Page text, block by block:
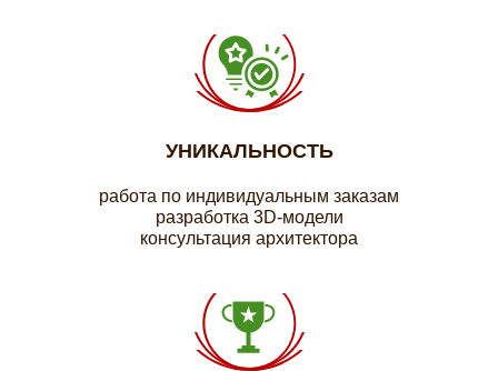
УНИКАЛЬНОСТЬ
работа по индивидуальным заказам
разработка 3D-модели
консультация архитектора